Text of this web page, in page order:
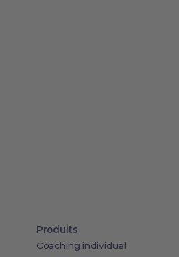
Produits
Coaching individuel